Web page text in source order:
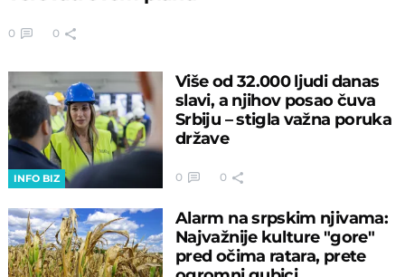
0 0
INFO BIZ
Više od 32.000 ljudi danas
slavi, a njihov posao čuva
Srbiju – stigla važna poruka
države
0 0
Alarm na srpskim njivama:
Najvažnije kulture "gore"
pred očima ratara, prete